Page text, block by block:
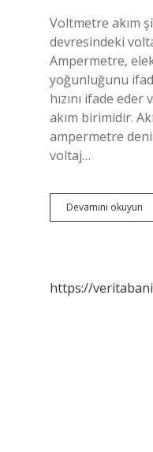
Voltmetre akım
devresindeki
Ampermetre,
yoğunluğunu
hızını ifade
akım birimidir.
ampermetre
voltaj…
Devamını okuyun
https://